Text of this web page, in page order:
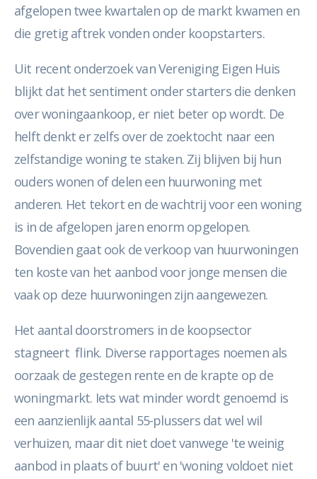
afgelopen twee kwartalen op de markt kwamen en
die gretig aftrek vonden onder koopstarters.
Uit recent onderzoek van Vereniging Eigen Huis
blijkt dat het sentiment onder starters die denken
over woningaankoop, er niet beter op wordt. De
helft denkt er zelfs over de zoektocht naar een
zelfstandige woning te staken. Zij blijven bij hun
ouders wonen of delen een huurwoning met
anderen. Het tekort en de wachtrij voor een woning
is in de afgelopen jaren enorm opgelopen.
Bovendien gaat ook de verkoop van huurwoningen
ten koste van het aanbod voor jonge mensen die
vaak op deze huurwoningen zijn aangewezen.
Het aantal doorstromers in de koopsector
stagneert flink. Diverse rapportages noemen als
oorzaak de gestegen rente en de krapte op de
woningmarkt. Iets wat minder wordt genoemd is
een aanzienlijk aantal 55-plussers dat wel wil
verhuizen, maar dit niet doet vanwege 'te weinig
aanbod in plaats of buurt' en 'woning voldoet niet